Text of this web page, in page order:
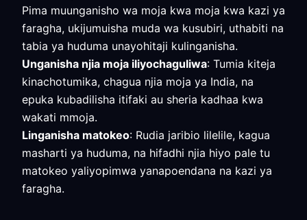
Pima muunganisho wa moja kwa moja kwa kazi ya
faragha, ukijumuisha muda wa kusubiri, uthabiti na
tabia ya huduma unayohitaji kulinganisha.
Unganisha njia moja iliyochaguliwa: Tumia kiteja
kinachotumika, chagua njia moja ya India, na
epuka kubadilisha itifaki au sheria kadhaa kwa
wakati mmoja.
Linganisha matokeo: Rudia jaribio lilelile, kagua
masharti ya huduma, na hifadhi njia hiyo pale tu
matokeo yaliyopimwa yanapoendana na kazi ya
faragha.